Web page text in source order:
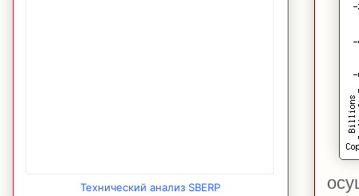
Технический анализ SBERP